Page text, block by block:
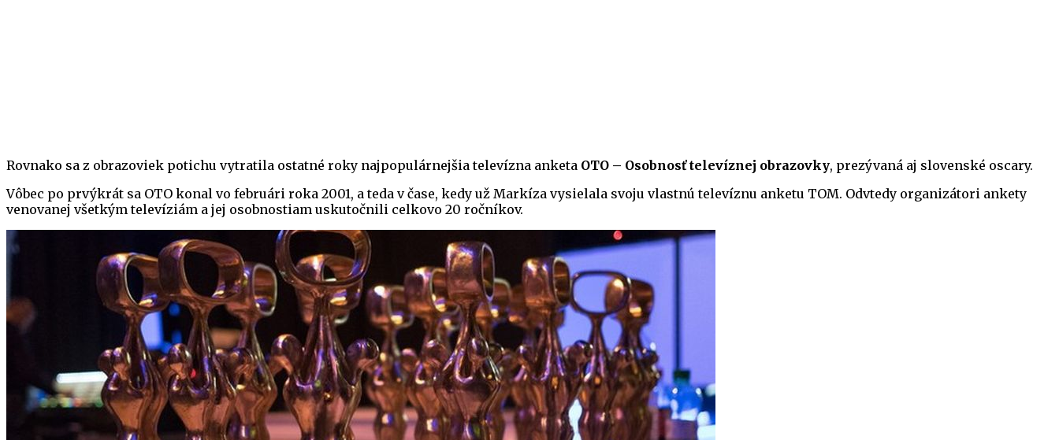
Rovnako sa z obrazoviek potichu vytratila ostatné roky najpopulárnejšia televízna anketa OTO – Osobnosť televíznej obrazovky, prezývaná aj slovenské oscary.
Vôbec po prvýkrát sa OTO konal vo februári roka 2001, a teda v čase, kedy už Markíza vysielala svoju vlastnú televíznu anketu TOM. Odvtedy organizátori ankety
venovanej všetkým televíziám a jej osobnostiam uskutočnili celkovo 20 ročníkov.